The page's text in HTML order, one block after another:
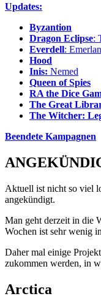
Updates:
Byzantion
Dragon Eclipse:
Everdell:
Hood
Inis: Nemed
Queen of Spies
RA the Dice
The Great
The Witcher:
Beendete Kampagnen
Aktuell ist nicht so viel
angekündigt.
Man geht derzeit in die
Wochen ist sehr wenig
Daher mal einige
zukommen werden, in
Arctica